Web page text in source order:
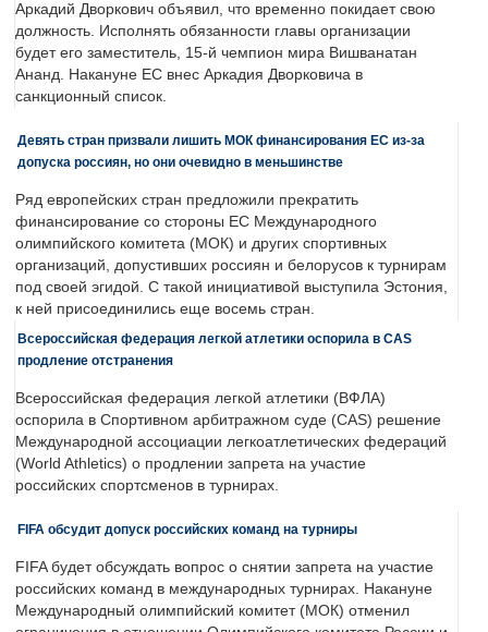
Аркадий Дворкович объявил, что временно покидает свою
должность. Исполнять обязанности главы организации
будет его заместитель, 15-й чемпион мира Вишванатан
Ананд. Накануне ЕС внес Аркадия Дворковича в
санкционный список.
Девять стран призвали лишить МОК финансирования ЕС из-за
допуска россиян, но они очевидно в меньшинстве
Ряд европейских стран предложили прекратить
финансирование со стороны ЕС Международного
олимпийского комитета (МОК) и других спортивных
организаций, допустивших россиян и белорусов к турнирам
под своей эгидой. С такой инициативой выступила Эстония,
к ней присоединились еще восемь стран.
Всероссийская федерация легкой атлетики оспорила в CAS
продление отстранения
Всероссийская федерация легкой атлетики (ВФЛА)
оспорила в Спортивном арбитражном суде (CAS) решение
Международной ассоциации легкоатлетических федераций
(World Athletics) о продлении запрета на участие
российских спортсменов в турнирах.
FIFA обсудит допуск российских команд на турниры
FIFA будет обсуждать вопрос о снятии запрета на участие
российских команд в международных турнирах. Накануне
Международный олимпийский комитет (МОК) отменил